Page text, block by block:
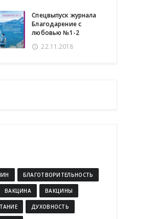
Спецвыпуск журнала
Благодарение с
любовью №1-2
22.11.2018
БЛАГОТВОРИТЕЛЬНОСТЬ
ВАКЦИНА ВАКЦИНЫ
ДУХОВНОСТЬ